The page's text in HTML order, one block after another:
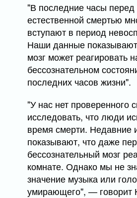
"В последние часы
естественной смертью
вступают в период
Наши данные
мозг может реагировать
бессознательном
последних часов жизни".
"У нас нет проверенного
исследовать, что люди
время смерти. Недавние
показывают, что даже
бессознательный мозг
комнате. Однако мы не
значение музыка или
умирающего", — говорит